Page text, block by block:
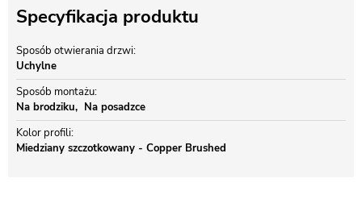
Specyfikacja produktu
Sposób otwierania drzwi
Uchylne
Sposób montażu
Na brodziku
Na posadzce
Kolor profili
Miedziany szczotkowany - Copper Brushed